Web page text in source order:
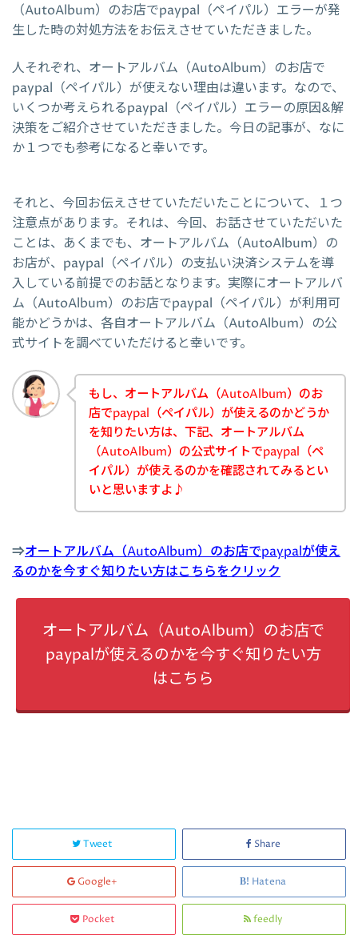
（AutoAlbum）のお店でpaypal（ペイパル）エラーが発
生した時の対処方法をお伝えさせていただきました。
人それぞれ、オートアルバム（AutoAlbum）のお店で
paypal（ペイパル）が使えない理由は違います。なので、
いくつか考えられるpaypal（ペイパル）エラーの原因&解
決策をご紹介させていただきました。今日の記事が、なに
か１つでも参考になると幸いです。
それと、今回お伝えさせていただいたことについて、１つ
注意点があります。それは、今回、お話させていただいた
ことは、あくまでも、オートアルバム（AutoAlbum）の
お店が、paypal（ペイパル）の支払い決済システムを導
入している前提でのお話となります。実際にオートアルバ
ム（AutoAlbum）のお店でpaypal（ペイパル）が利用可
能かどうかは、各自オートアルバム（AutoAlbum）の公
式サイトを調べていただけると幸いです。
もし、オートアルバム（AutoAlbum）のお
店でpaypal（ペイパル）が使えるのかどうか
を知りたい方は、下記、オートアルバム
（AutoAlbum）の公式サイトでpaypal（ペ
イパル）が使えるのかを確認されてみるとい
いと思いますよ♪
⇒オートアルバム（AutoAlbum）のお店でpaypalが使え
るのかを今すぐ知りたい方はこちらをクリック
オートアルバム（AutoAlbum）のお店で
paypalが使えるのかを今すぐ知りたい方
はこちら
Tweet Share
Google+ Hatena
Pocket feedly